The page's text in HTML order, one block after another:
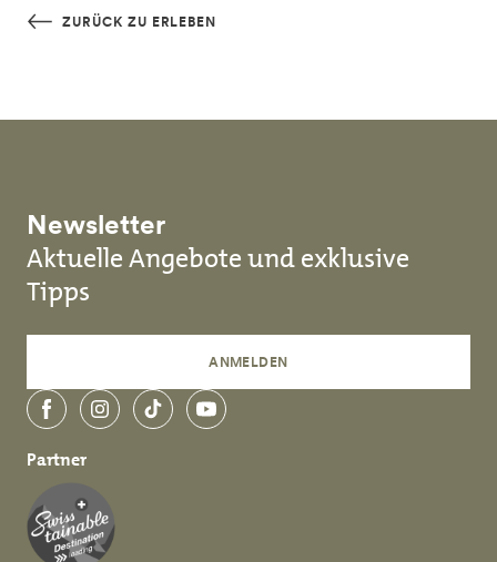
Skip to main content
ZURÜCK ZU ERLEBEN
Newsletter
Aktuelle Angebote und exklusive
Tipps
ANMELDEN
FacebookInstagramTikTokYouTube
Partner